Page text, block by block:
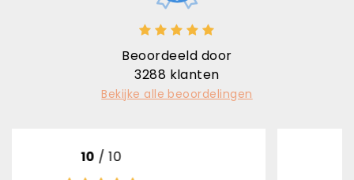
Beoordeeld door
3288 klanten
Bekijke alle beoordelingen